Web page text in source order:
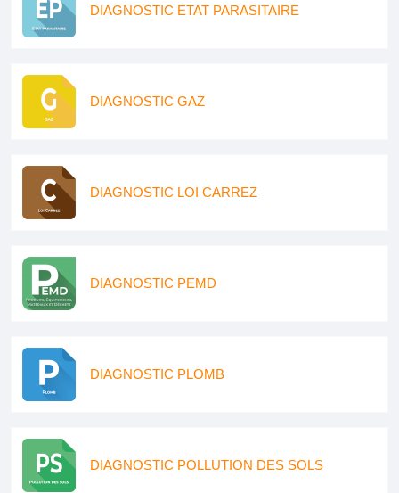
DIAGNOSTIC ETAT PARASITAIRE
DIAGNOSTIC GAZ
DIAGNOSTIC LOI CARREZ
DIAGNOSTIC PEMD
DIAGNOSTIC PLOMB
DIAGNOSTIC POLLUTION DES SOLS